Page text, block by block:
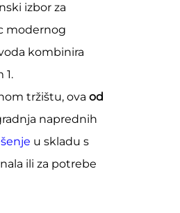
izbor za
modernog
kombinira
1.
tržištu, ova od
naprednih
u skladu s
ili za potrebe